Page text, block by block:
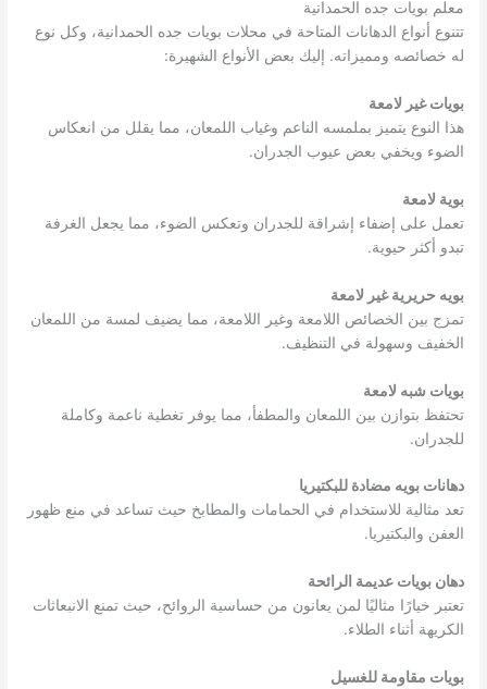
معلم بويات جده الحمدانية
تتنوع أنواع الدهانات المتاحة في محلات بويات جده الحمدانية، وكل نوع
له خصائصه ومميزاته. إليك بعض الأنواع الشهيرة:
بويات غير لامعة
هذا النوع يتميز بملمسه الناعم وغياب اللمعان، مما يقلل من انعكاس
الضوء ويخفي بعض عيوب الجدران.
بوية لامعة
تعمل على إضفاء إشراقة للجدران وتعكس الضوء، مما يجعل الغرفة
تبدو أكثر حيوية.
بويه حريرية غير لامعة
تمزج بين الخصائص اللامعة وغير اللامعة، مما يضيف لمسة من اللمعان
الخفيف وسهولة في التنظيف.
بويات شبه لامعة
تحتفظ بتوازن بين اللمعان والمطفأ، مما يوفر تغطية ناعمة وكاملة
للجدران.
دهانات بويه مضادة للبكتيريا
تعد مثالية للاستخدام في الحمامات والمطابخ حيث تساعد في منع ظهور
العفن والبكتيريا.
دهان بويات عديمة الرائحة
تعتبر خيارًا مثاليًا لمن يعانون من حساسية الروائح، حيث تمنع الانبعاثات
الكريهة أثناء الطلاء.
بويات مقاومة للغسيل